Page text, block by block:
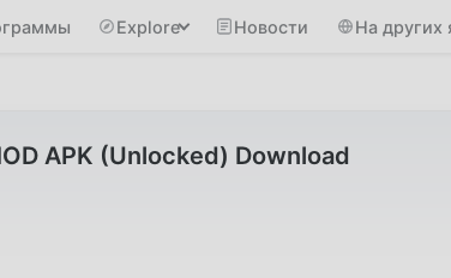
Explore Новости На других
APK (Unlocked) Download